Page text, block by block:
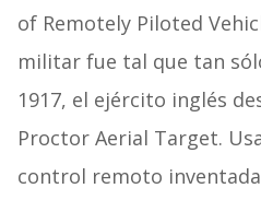
of Remotely Piloted
militar fue tal que tan
1917, el ejército inglés
Proctor Aerial Target.
control remoto